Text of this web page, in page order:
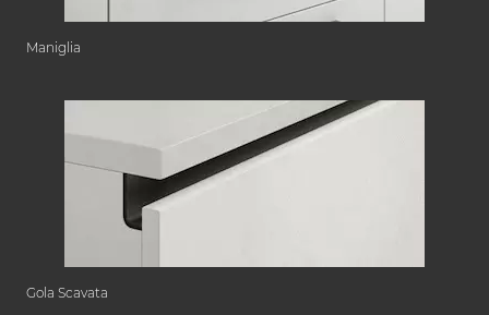
Maniglia
Gola Scavata